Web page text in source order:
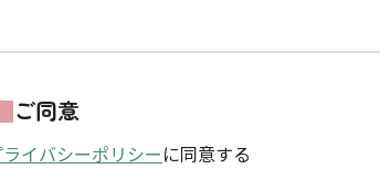
ご同意
ライバシーポリシーに同意する